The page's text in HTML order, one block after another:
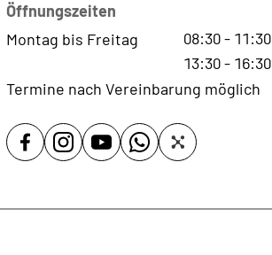
Öffnungszeiten
Montag bis Freitag
08:30- 11:30
13:30- 16:30
Termine nach Vereinbarung möglich